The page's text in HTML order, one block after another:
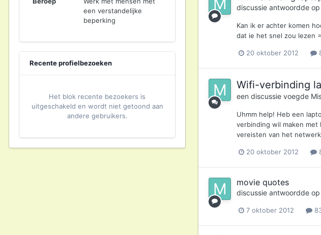
een verstandelijke
beperking
Recente profielbezoeken
Het blok recente bezoekers is
uitgeschakeld en wordt niet getoond aan
andere gebruikers.
discussie antwoordde op
Kan ik er achter komen
dat ie het snel zou lezen
20 oktober 2012
Wifi-verbinding
een discussie voegde
Uhmm help! Heb een
verbinding wil maken
vereisten van het
20 oktober 2012
movie quotes
discussie antwoordde op
7 oktober 2012